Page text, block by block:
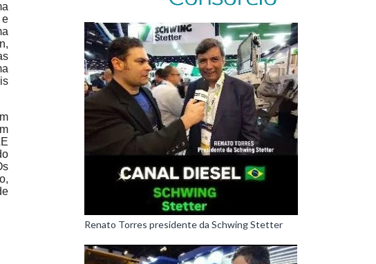
e
Renato Torres presidente da Schwing Stetter